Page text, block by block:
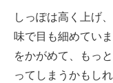
しっぽは高く上げ
味で目も細めてい
をかがめて、もっ
ってしまうかもし